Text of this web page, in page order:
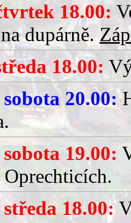
18.00:
dupárně.
18.00:
20.00:
19.00:
18.00: